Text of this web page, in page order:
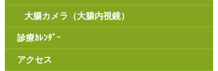
大腸カメラ（大腸内視鏡）
診療ｶﾚﾝﾀﾞｰ
アクセス